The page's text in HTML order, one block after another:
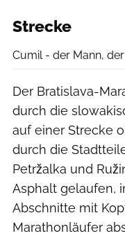
Strecke
Cumil - der Mann,
Der Bratislava-
durch die
auf einer Strecke
durch die
Petržalka und
Asphalt gelaufen,
Abschnitte mit
Marathonläufer